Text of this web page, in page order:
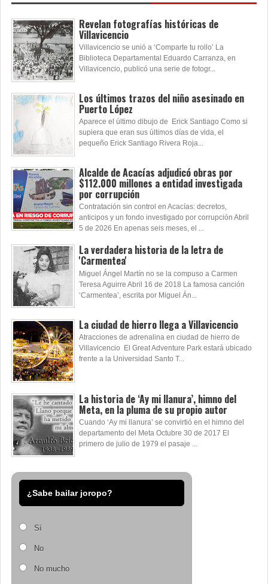
Revelan fotografías históricas de
Villavicencio
Villavicencio se unió a ‘Comparte tu rollo’ La
Biblioteca Departamental Eduardo Carranza, en
Villavicencio, publicó una serie de fotogr...
Los últimos trazos del niño asesinado en
Puerto López
Aparece el último dibujo de Erick Santiago Como si
supiera que eran sus últimos días de vida, el
pequeño Erick Santiago Rivera Roja...
Alcalde de Acacías adjudicó obras por
$112.000 millones a entidad investigada
por corrupción
Contratación sin control en Acacías: decretos,
anticipos y un fondo investigado por corrupción Abril
5 de 2026 En apenas seis meses, el ...
La verdadera historia de la letra de
'Carmentea'
Miguel Ángel Martín no se la compuso a Carmen
Teresa Aguirre Abril 16 de 2018 La famosa canción
‘Carmentea’, escrita por Miguel Án...
La ciudad de hierro llega a Villavicencio
Atracciones de adrenalina en ciudad de hierro de
Villavicencio El Great Adventure Park estará ubicado
frente a la Universidad Santo T...
La historia de ‘Ay mi llanura’, himno del
Meta, en la pluma de su propio autor
Cuando ‘Ay mi llanura’ se convirtió en el himno del
departamento del Meta Octubre 30 de 2017 El
primero de julio de 1979 el pasaje ...
¿Sabe bailar joropo?
Sí
No
No mucho